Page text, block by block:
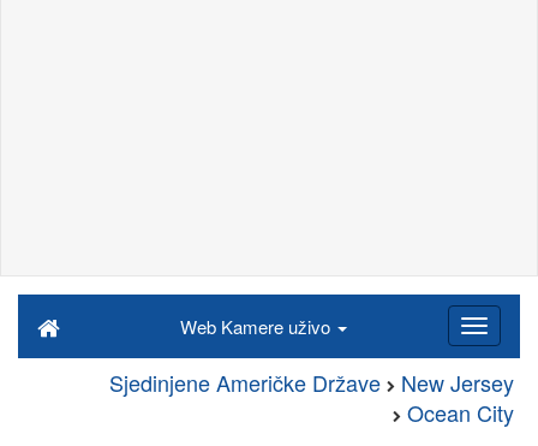
Web Kamere uživo
Sjedinjene Američke Države
New Jersey
Ocean City